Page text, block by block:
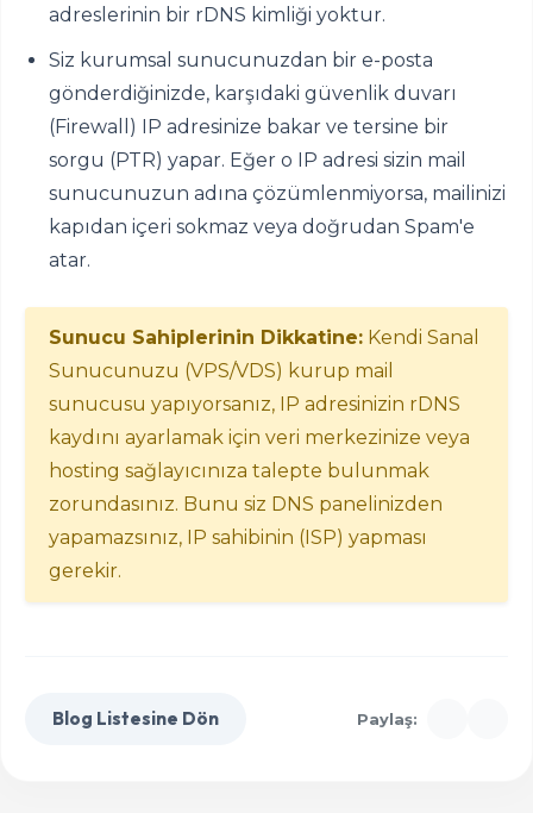
adreslerinin bir rDNS kimliği yoktur.
Siz kurumsal sunucunuzdan bir e-posta
gönderdiğinizde, karşıdaki güvenlik duvarı
(Firewall) IP adresinize bakar ve tersine bir
sorgu (PTR) yapar. Eğer o IP adresi sizin mail
sunucunuzun adına çözümlenmiyorsa, mailinizi
kapıdan içeri sokmaz veya doğrudan Spam'e
atar.
Sunucu Sahiplerinin Dikkatine: Kendi Sanal
Sunucunuzu (VPS/VDS) kurup mail
sunucusu yapıyorsanız, IP adresinizin rDNS
kaydını ayarlamak için veri merkezinize veya
hosting sağlayıcınıza talepte bulunmak
zorundasınız. Bunu siz DNS panelinizden
yapamazsınız, IP sahibinin (ISP) yapması
gerekir.
Blog Listesine Dön Paylaş: